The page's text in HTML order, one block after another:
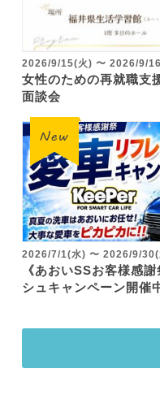
2026/9/15(火) 〜 2026/9/
女性のための再就職支
面談会
2026/7/1(水) 〜 2026/9/30(
《あおいSSお客様感
シュキャンペーン開催